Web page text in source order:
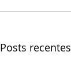
Posts recentes